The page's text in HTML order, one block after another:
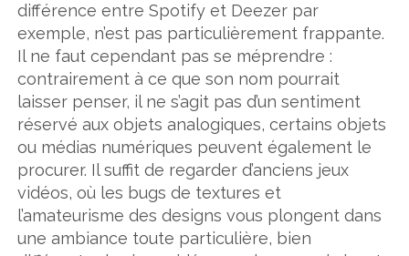
différence entre Spotify et Deezer par
exemple, n’est pas particulièrement frappante.
Il ne faut cependant pas se méprendre :
contrairement à ce que son nom pourrait
laisser penser, il ne s’agit pas d’un sentiment
réservé aux objets analogiques, certains objets
ou médias numériques peuvent également le
procurer. Il suffit de regarder d’anciens jeux
vidéos, où les bugs de textures et
l’amateurisme des designs vous plongent dans
une ambiance toute particulière, bien